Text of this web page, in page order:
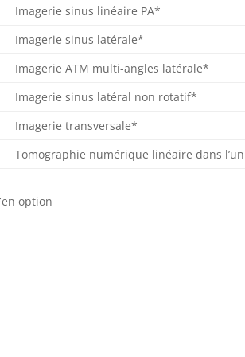
Imagerie sinus linéaire PA*
Imagerie sinus latérale*
Imagerie ATM multi-angles latérale*
Imagerie sinus latéral non rotatif*
Imagerie transversale*
Tomographie numérique linéaire dans
option